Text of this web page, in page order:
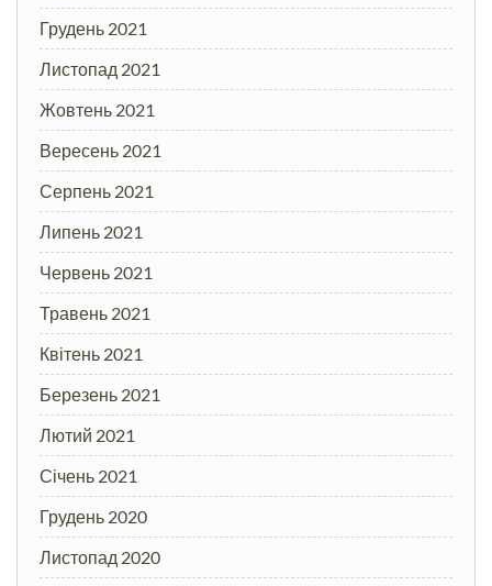
Грудень 2021
Листопад 2021
Жовтень 2021
Вересень 2021
Серпень 2021
Липень 2021
Червень 2021
Травень 2021
Квітень 2021
Березень 2021
Лютий 2021
Січень 2021
Грудень 2020
Листопад 2020